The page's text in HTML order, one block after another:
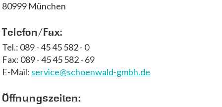
80999 München
Telefon/Fax:
Tel.: 089 - 45 45 582 - 0
Fax: 089 - 45 45 582 - 69
E-Mail: ed.hbmg-dlawneohcs@ecivres
Öffnungszeiten: